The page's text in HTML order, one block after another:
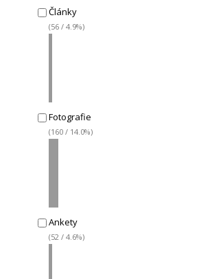
Články
(56 / 4.9%)
Fotografie
(160 / 14.0%)
Ankety
(52 / 4.6%)